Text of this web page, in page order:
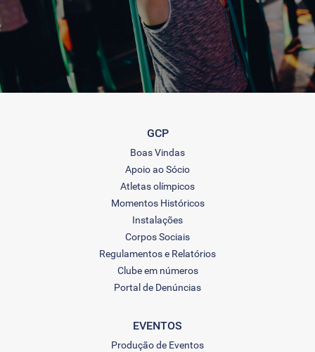
GCP
Boas Vindas
Apoio ao Sócio
Atletas olímpicos
Momentos Históricos
Instalações
Corpos Sociais
Regulamentos e Relatórios
Clube em números
Portal de Denúncias
EVENTOS
Produção de Eventos